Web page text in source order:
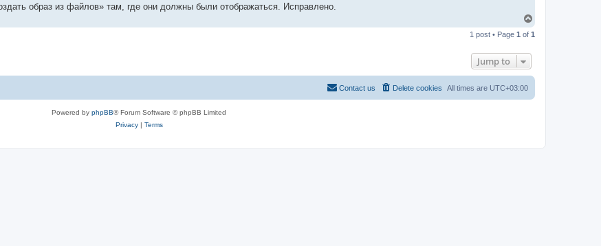
образ из файлов» там, где они должны были отображаться. Исправлено.
p
1 post • Page 1 of 1
Jump to
All times are UTC+03:00
Delete cookies
Contact us
Powered by phpBB® Forum Software © phpBB Limited
Privacy| Terms